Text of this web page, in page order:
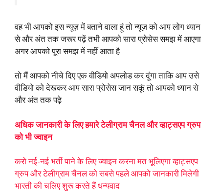
वह भी आपको इस न्यूज़ में बताने वाला हूं तो न्यूज़ को आप लोग ध्यान
से और अंत तक जरूर पढ़ें तभी आपको सारा प्रोसेस समझ में आएगा
अगर आपको पूरा समझ में नहीं आता है
तो मैं आपको नीचे दिए एक वीडियो अपलोड कर दूंगा ताकि आप उसे
वीडियो को देखकर आप सारा प्रोसेस जान सकूं तो आपको ध्यान से
और अंत तक पढ़े
अधिक जानकारी के लिए हमारे टेलीग्राम चैनल और व्हाट्सएप ग्रुप
को भी ज्वाइन
करो नई-नई भर्ती पाने के लिए ज्वाइन करना मत भूलिएगा व्हाट्सएप
ग्रुप और टेलीग्राम चैनल को सबसे पहले आपको जानकारी मिलेगी
भारती की चलिए शुरू करते हैं धन्यवाद